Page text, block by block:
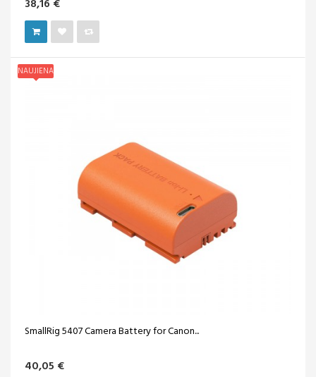
38,16 €
NAUJIENA
SmallRig 5407 Camera Battery for Canon...
40,05 €